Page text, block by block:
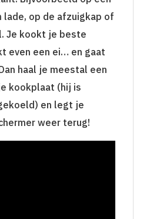
lade, op de afzuigkap of
Je kookt je beste
even een ei… en gaat
haal je meestal een
kookplaat (hij is
en legt je
weer terug!